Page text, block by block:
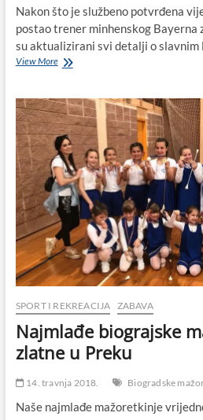
Nakon što je službeno potvrđena
postao trener minhenskog Bayerna
su aktualizirani svi detalji o
View MoreAnte
iz
Biograda
na
Moru,
prvi
hrvatski
igrač
koji
je
zaigrao
za
minhenskog
Bayerna
SPORT I REKREACIJA ZABAVA
Najmlađe biograjske
zlatne u Preku
14. travnja 2018. Biogradske
Naše najmlađe mažoretkinje